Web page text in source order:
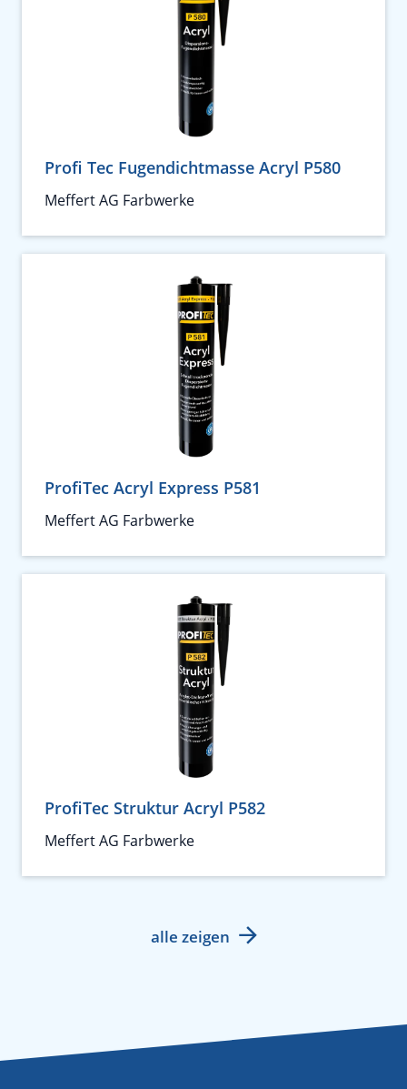
Profi Tec Fugendichtmasse Acryl P580
Meffert AG Farbwerke
ProfiTec Acryl Express P581
Meffert AG Farbwerke
ProfiTec Struktur Acryl P582
Meffert AG Farbwerke
alle zeigen